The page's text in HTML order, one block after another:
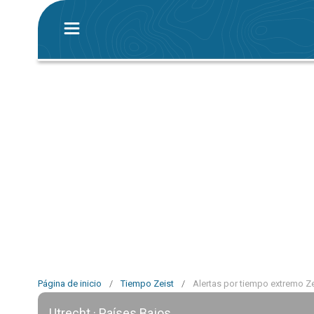
Página de inicio / Tiempo Zeist / Alertas por tiempo extremo